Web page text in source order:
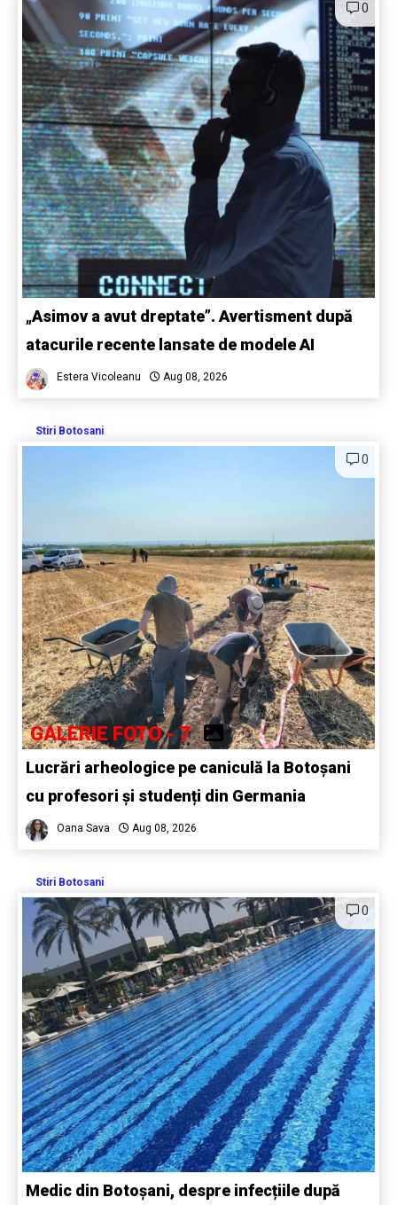
0
„Asimov a avut dreptate”. Avertisment după
atacurile recente lansate de modele AI
Estera Vicoleanu Aug 08, 2026
Stiri Botosani
0
GALERIE FOTO - 7
Lucrări arheologice pe caniculă la Botoșani
cu profesori și studenți din Germania
Oana Sava Aug 08, 2026
Stiri Botosani
0
Medic din Botoșani, despre infecțiile după